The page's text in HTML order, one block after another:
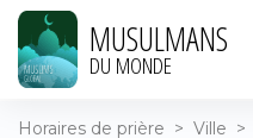
MUSULMANS
DU MONDE
Horaires de prière > Ville >